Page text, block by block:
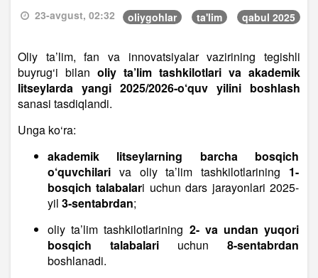
23-avgust, 02:32 oliygohlar ta'lim qabul 2025
Oliy ta’lim, fan va innovatsiyalar vazirining tegishli
buyrug‘i bilan oliy ta’lim tashkilotlari va akademik
litseylarda yangi 2025/2026-o‘quv yilini boshlash
sanasi tasdiqlandi.
Unga ko‘ra:
akademik litseylarning barcha bosqich
o‘quvchilari va oliy ta’lim tashkilotlarining 1-
bosqich talabalari uchun dars jarayonlari 2025-
yil 3-sentabrdan;
oliy ta’lim tashkilotlarining 2- va undan yuqori
bosqich talabalari uchun 8-sentabrdan
boshlanadi.